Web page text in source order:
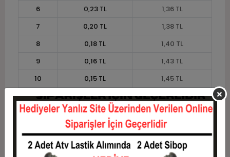
6
0,23 TL
1,36 TL
7
0,20 TL
1,38 TL
8
0,18 TL
1,40 TL
9
0,16 TL
1,43 TL
10
0,15 TL
1,45 TL
11
0,13 TL
1,46 TL
12
0,12 TL 1,49 TL